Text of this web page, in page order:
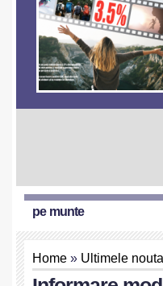
pe munte
Home » Ultimele